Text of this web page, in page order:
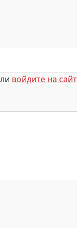
войдите на сайт